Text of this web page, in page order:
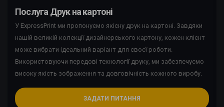
Послуга Друк на картоні
У ExpressPrint ми пропонуємо якісну друк на картоні. Завдяки
нашій великій колекції дизайнерського картону, кожен клієнт
може вибрати ідеальний варіант для своєї роботи.
Використовуючи передові технології друку, ми забезпечуємо
високу якість зображення та довговічність кожного виробу.
ЗАДАТИ ПИТАННЯ